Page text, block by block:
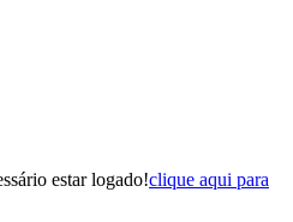
estar logado!clique aqui para